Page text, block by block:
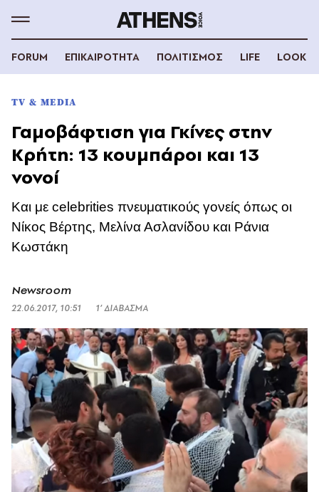
FORUM ΕΠΙΚΑΙΡΟΤΗΤΑ ΠΟΛΙΤΙΣΜΟΣ LIFE LOOK
TV & MEDIA
Γαμοβάφτιση για Γκίνες στην
Κρήτη: 13 κουμπάροι και 13
νονοί
Και με celebrities πνευματικούς γονείς όπως οι
Νίκος Βέρτης, Μελίνα Ασλανίδου και Ράνια
Κωστάκη
Newsroom
22.06.2017, 10:51 1’ ΔΙΑΒΑΣΜΑ